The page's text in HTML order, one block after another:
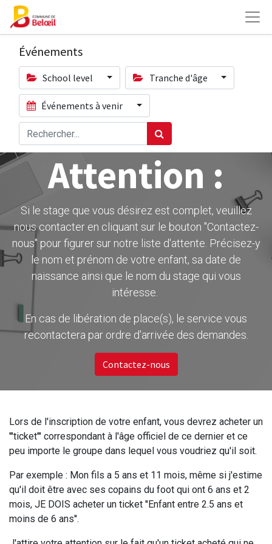
Événements
School level Tranche d'âge
Événements à venir
Attention :
Si le stage que vous désirez est complet, veuillez
nous contacter en cliquant sur le bouton ''Contactez-
nous" pour figurer sur notre liste d'attente. Précisez-y
le nom et prénom de votre enfant, sa date de
naissance ainsi que le nom du stage qui vous
intéresse.
En cas de libération de place(s), le service vous
recontactera par ordre d'arrivée des demandes.
Contactez-nous
Lors de l'inscription de votre enfant, vous devrez acheter un
'''ticket''' correspondant à l'âge officiel de ce dernier et ce
peu importe le groupe dans lequel vous voudriez qu'il soit.
Par exemple : Mon fils a 5 ans et 11 mois, même si j'estime
qu'il doit être avec ses copains du foot qui ont 6 ans et 2
mois, JE DOIS acheter un ticket ''Enfant entre 2.5 ans et
moins de 6 ans''.